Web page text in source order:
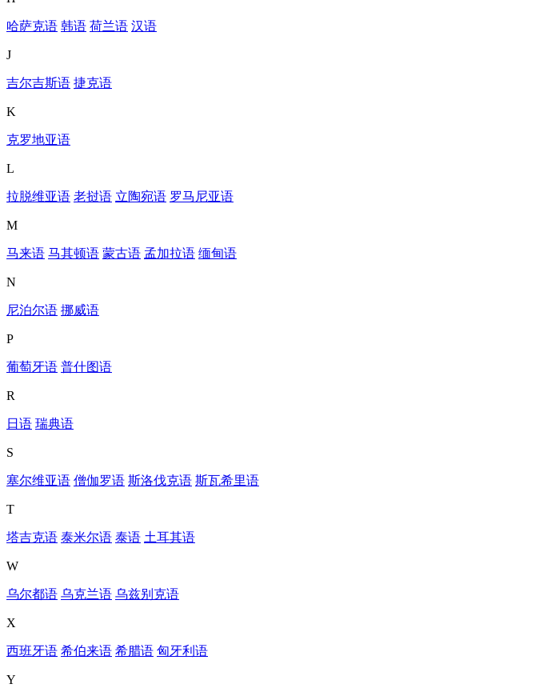
哈萨克语 韩语 荷兰语 汉语
J
吉尔吉斯语 捷克语
K
克罗地亚语
L
拉脱维亚语 老挝语 立陶宛语 罗马尼亚语
M
马来语 马其顿语 蒙古语 孟加拉语 缅甸语
N
尼泊尔语 挪威语
P
葡萄牙语 普什图语
R
日语 瑞典语
S
塞尔维亚语 僧伽罗语 斯洛伐克语 斯瓦希里语
T
塔吉克语 泰米尔语 泰语 土耳其语
W
乌尔都语 乌克兰语 乌兹别克语
X
西班牙语 希伯来语 希腊语 匈牙利语
Y